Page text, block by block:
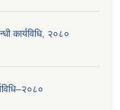
कार्यविधि, २०८०